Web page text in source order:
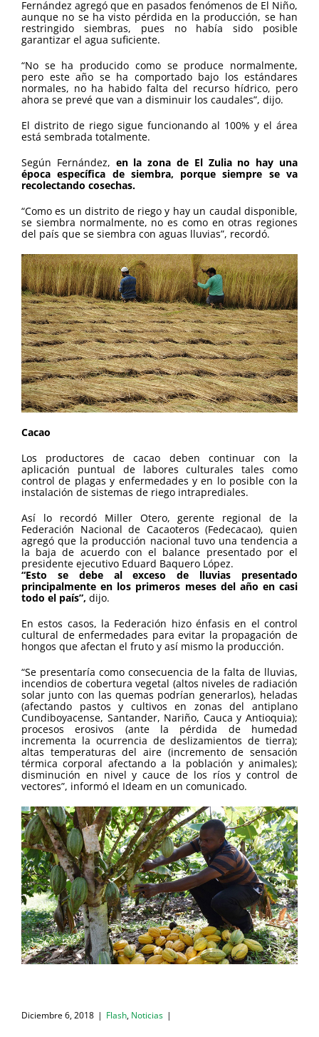
Fernández agregó que en pasados fenómenos de El Niño,
aunque no se ha visto pérdida en la producción, se han
restringido siembras, pues no había sido posible
garantizar el agua suficiente.
“No se ha producido como se produce normalmente,
pero este año se ha comportado bajo los estándares
normales, no ha habido falta del recurso hídrico, pero
ahora se prevé que van a disminuir los caudales”, dijo.
El distrito de riego sigue funcionando al 100% y el área
está sembrada totalmente.
Según Fernández, en la zona de El Zulia no hay una
época específica de siembra, porque siempre se va
recolectando cosechas.
“Como es un distrito de riego y hay un caudal disponible,
se siembra normalmente, no es como en otras regiones
del país que se siembra con aguas lluvias”, recordó.
Cacao
Los productores de cacao deben continuar con la
aplicación puntual de labores culturales tales como
control de plagas y enfermedades y en lo posible con la
instalación de sistemas de riego intraprediales.
Así lo recordó Miller Otero, gerente regional de la
Federación Nacional de Cacaoteros (Fedecacao), quien
agregó que la producción nacional tuvo una tendencia a
la baja de acuerdo con el balance presentado por el
presidente ejecutivo Eduard Baquero López.
“Esto se debe al exceso de lluvias presentado
principalmente en los primeros meses del año en casi
todo el país”, dijo.
En estos casos, la Federación hizo énfasis en el control
cultural de enfermedades para evitar la propagación de
hongos que afectan el fruto y así mismo la producción.
“Se presentaría como consecuencia de la falta de lluvias,
incendios de cobertura vegetal (altos niveles de radiación
solar junto con las quemas podrían generarlos), heladas
(afectando pastos y cultivos en zonas del antiplano
Cundiboyacense, Santander, Nariño, Cauca y Antioquia);
procesos erosivos (ante la pérdida de humedad
incrementa la ocurrencia de deslizamientos de tierra);
altas temperaturas del aire (incremento de sensación
térmica corporal afectando a la población y animales);
disminución en nivel y cauce de los ríos y control de
vectores”, informó el Ideam en un comunicado.
Diciembre 6, 2018 | Flash, Noticias |